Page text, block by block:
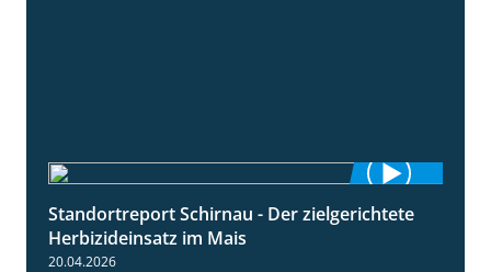
9:27
Standortreport Schirnau - Der zielgerichtete
Herbizideinsatz im Mais
20.04.2026